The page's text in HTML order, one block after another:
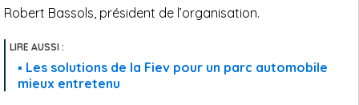
Robert Bassols, président de l’organisation.
Les solutions de la Fiev pour un parc automobile
mieux entretenu